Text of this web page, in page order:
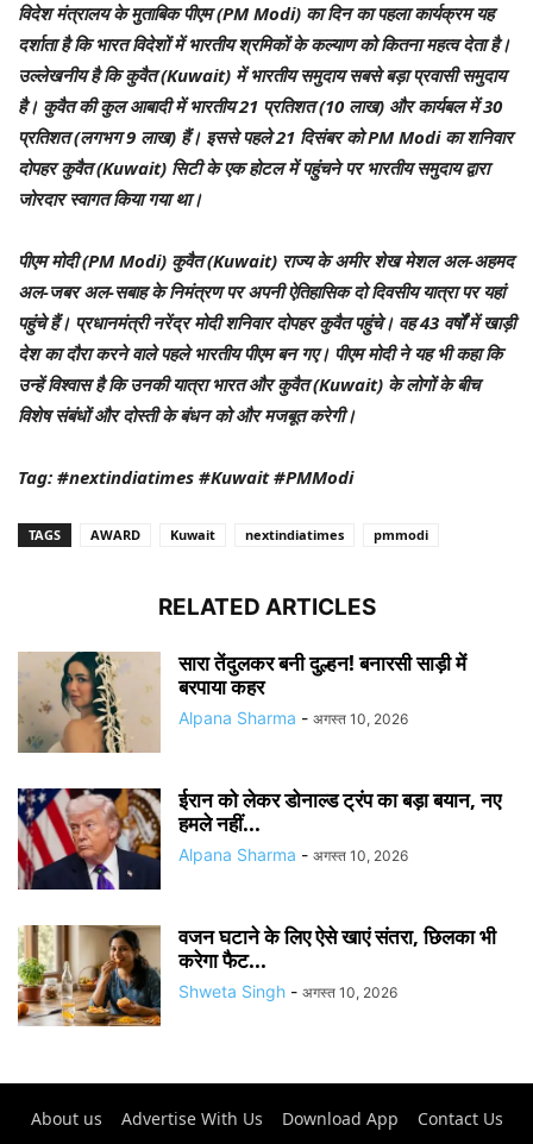
विदेश मंत्रालय के मुताबिक पीएम (PM Modi) का दिन का पहला कार्यक्रम यह
दर्शाता है कि भारत विदेशों में भारतीय श्रमिकों के कल्याण को कितना महत्व देता है।
उल्लेखनीय है कि कुवैत (Kuwait) में भारतीय समुदाय सबसे बड़ा प्रवासी समुदाय
है। कुवैत की कुल आबादी में भारतीय 21 प्रतिशत (10 लाख) और कार्यबल में 30
प्रतिशत (लगभग 9 लाख) हैं। इससे पहले 21 दिसंबर को PM Modi का शनिवार
दोपहर कुवैत (Kuwait) सिटी के एक होटल में पहुंचने पर भारतीय समुदाय द्वारा
जोरदार स्वागत किया गया था।
पीएम मोदी (PM Modi) कुवैत (Kuwait) राज्य के अमीर शेख मेशल अल-अहमद
अल-जबर अल-सबाह के निमंत्रण पर अपनी ऐतिहासिक दो दिवसीय यात्रा पर यहां
पहुंचे हैं। प्रधानमंत्री नरेंद्र मोदी शनिवार दोपहर कुवैत पहुंचे। वह 43 वर्षों में खाड़ी
देश का दौरा करने वाले पहले भारतीय पीएम बन गए। पीएम मोदी ने यह भी कहा कि
उन्हें विश्वास है कि उनकी यात्रा भारत और कुवैत (Kuwait) के लोगों के बीच
विशेष संबंधों और दोस्ती के बंधन को और मजबूत करेगी।
Tag: #nextindiatimes #Kuwait #PMModi
TAGS AWARD Kuwait nextindiatimes pmmodi
RELATED ARTICLES
सारा तेंदुलकर बनी दुल्हन! बनारसी साड़ी में
बरपाया कहर
Alpana Sharma - अगस्त 10, 2026
ईरान को लेकर डोनाल्ड ट्रंप का बड़ा बयान, नए
हमले नहीं...
Alpana Sharma - अगस्त 10, 2026
वजन घटाने के लिए ऐसे खाएं संतरा, छिलका भी
करेगा फैट...
Shweta Singh - अगस्त 10, 2026
About us Advertise With Us Download App Contact Us